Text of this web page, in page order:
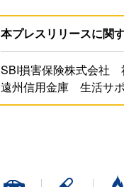
本プレスリリースに関
SBI損害保険株式会社
遠州信用金庫 生活サ